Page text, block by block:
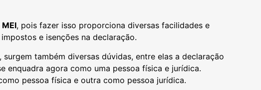
MEI, pois fazer isso proporciona diversas facilidades e
e isenções na declaração.
também diversas dúvidas, entre elas a declaração
enquadra agora como uma pessoa física e jurídica.
pessoa física e outra como pessoa jurídica.